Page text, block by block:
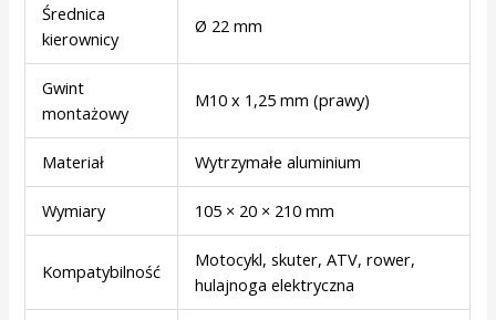
Średnica
kierownicy
Ø 22 mm
Gwint
montażowy
M10 x 1,25 mm (prawy)
Materiał Wytrzymałe aluminium
Wymiary 105 × 20 × 210 mm
Kompatybilność
Motocykl, skuter, ATV, rower,
hulajnoga elektryczna